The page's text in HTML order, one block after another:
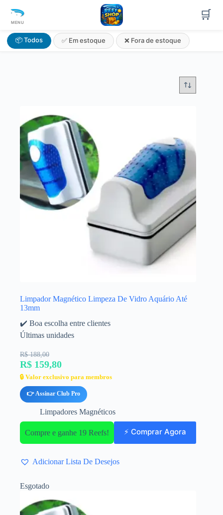
MENU
🛒
📦 Todos ✅ Em estoque ❌ Fora de estoque
Limpador Magnético Limpeza De Vidro Aquário Até
13mm
✔️ Boa escolha entre clientes
Últimas unidades
R$ 188,00
R$ 159,80
🔒 Valor exclusivo para membros
👉 Assinar Club Pro
Limpadores Magnéticos
Compre e ganhe 19 Reefs! ⚡ Comprar Agora
Adicionar Lista De Desejos
Esgotado